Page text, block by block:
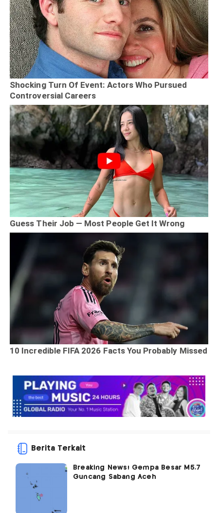
Berita Terkait
Breaking News! Gempa Besar M5,7
Guncang Sabang Aceh